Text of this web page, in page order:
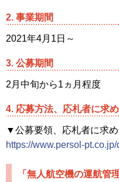
2. 事業期間
2021年4月1日～
3. 公募期間
2月中旬から1ヵ月程度
4. 応募方法、応札者に求
▼公募要領、応札者に求
https://www.persol-
「無人航空機の運航管